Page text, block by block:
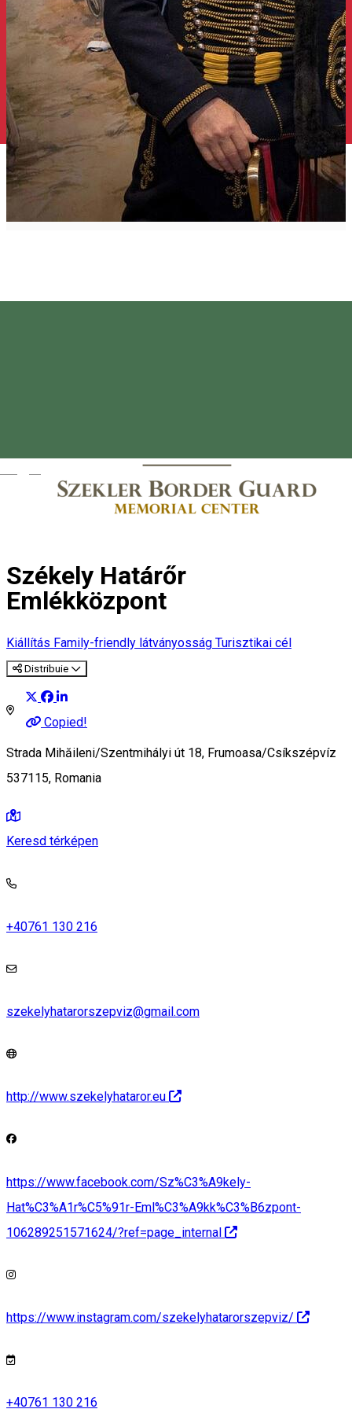
Székely Határőr
Emlékközpont
Kiállítás Family-friendly látványosság Turisztikai cél
Distribuie
Copied!
Strada Mihăileni/Szentmihályi út 18, Frumoasa/Csíkszépvíz
537115, Romania
Keresd térképen
+40761 130 216
szekelyhatarorszepviz@gmail.com
http://www.szekelyhataror.eu
https://www.facebook.com/Sz%C3%A9kely-
Hat%C3%A1r%C5%91r-Eml%C3%A9kk%C3%B6zpont-
106289251571624/?ref=page_internal
https://www.instagram.com/szekelyhatarorszepviz/
+40761 130 216